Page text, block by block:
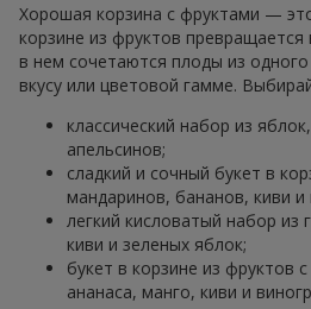
Хорошая корзина с фруктами —
корзине из фруктов превращается
в нем сочетаются плоды из
вкусу или цветовой гамме.
классический набор из
апельсинов;
сладкий и сочный букет в
мандаринов, бананов, киви и
легкий кисловатый набор из
киви и зеленых яблок;
букет в корзине из фруктов
ананаса, манго, киви и